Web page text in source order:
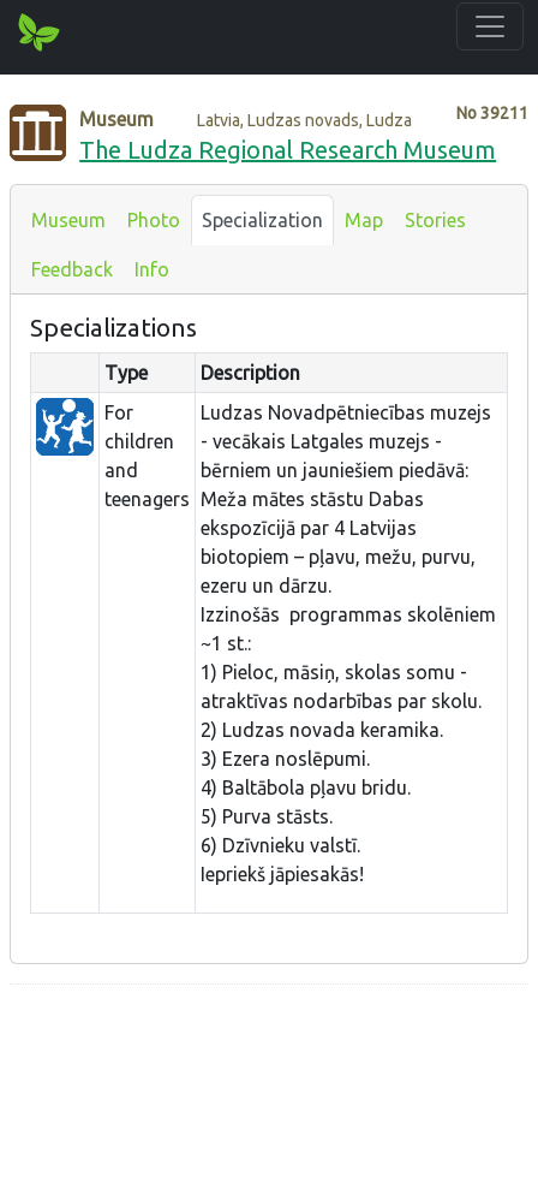
No39211
Museum Latvia, Ludzas novads, Ludza
The Ludza Regional Research Museum
Museum Photo Specialization Map Stories
Feedback Info
Specializations
Type
Description
For
children
and
teenagers
Ludzas Novadpētniecības muzejs
- vecākais Latgales muzejs -
bērniem un jauniešiem piedāvā:
Meža mātes stāstu Dabas
ekspozīcijā par 4 Latvijas
biotopiem – pļavu, mežu, purvu,
ezeru un dārzu.
Izzinošās programmas skolēniem
~1 st.:
1) Pieloc, māsiņ, skolas somu -
atraktīvas nodarbības par skolu.
2) Ludzas novada keramika.
3) Ezera noslēpumi.
4) Baltābola pļavu bridu.
5) Purva stāsts.
6) Dzīvnieku valstī.
Iepriekš jāpiesakās!